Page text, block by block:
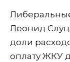
Леонид
доли
оплату ЖКУ